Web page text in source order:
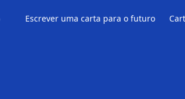
Escrever uma carta para o futuro